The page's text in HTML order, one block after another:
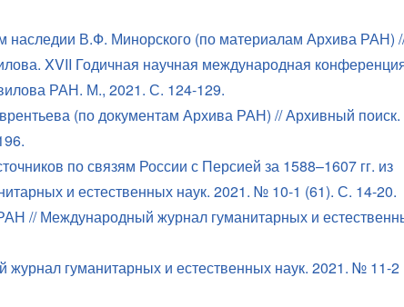
наследии В.Ф. Минорского (по материалам Архива РАН)
XVII Годичная научная международная
РАН. М., 2021. С. 124-129.
(по документам Архива РАН) // Архивный поиск.
по связям России с Персией за 1588–1607 гг. из
и естественных наук. 2021. № 10-1 (61). С. 14-20.
// Международный журнал гуманитарных и
гуманитарных и естественных наук. 2021. № 11-2